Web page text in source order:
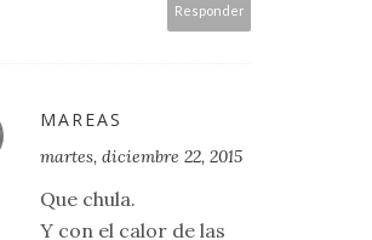
Responder
MAREAS
martes, diciembre 22, 2015
Que chula.
Y con el calor de las